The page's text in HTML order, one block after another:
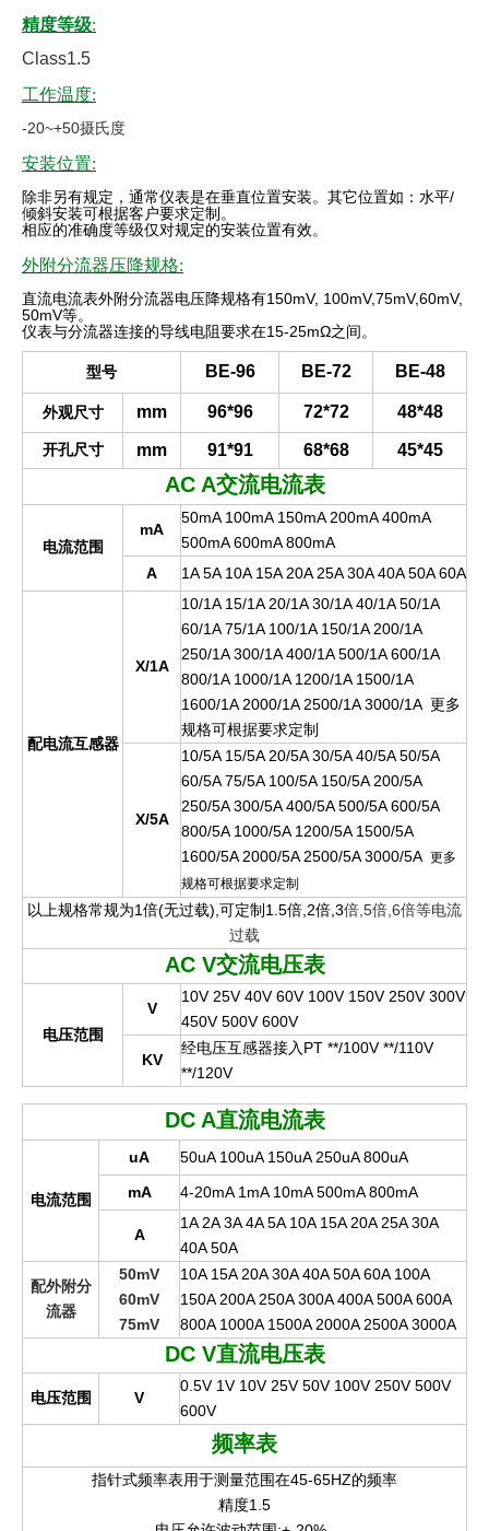
精度等级:
Class1.5
工作温度:
-20~+50摄氏度
安装位置:
除非另有规定，通常仪表是在垂直位置安装。其它位置如：水平/
倾斜安装可根据客户要求定制。
相应的准确度等级仅对规定的安装位置有效。
外附分流器压降规格:
直流电流表外附分流器电压降规格有150mV, 100mV,75mV,60mV,
50mV等。
仪表与分流器连接的导线电阻要求在15-25mΩ之间。
型号 BE-96 BE-72 BE-48
外观尺寸 mm 96*96 72*72 48*48
开孔尺寸 mm 91*91 68*68 45*45
AC A交流电流表
电流范围
mA
50mA 100mA 150mA 200mA 400mA
500mA 600mA 800mA
A
1A 5A 10A 15A 20A 25A 30A 40A 50A 60A
配电流互感器
X/1A
10/1A 15/1A 20/1A 30/1A 40/1A 50/1A
60/1A 75/1A 100/1A 150/1A 200/1A
250/1A 300/1A 400/1A 500/1A 600/1A
800/1A 1000/1A 1200/1A 1500/1A
1600/1A 2000/1A 2500/1A 3000/1A 更多
规格可根据要求定制
X/5A
10/5A 15/5A 20/5A 30/5A 40/5A 50/5A
60/5A 75/5A 100/5A 150/5A 200/5A
250/5A 300/5A 400/5A 500/5A 600/5A
800/5A 1000/5A 1200/5A 1500/5A
1600/5A 2000/5A 2500/5A 3000/5A 更多
规格可根据要求定制
以上规格常规为1倍(无过载),可定制1.5倍,2倍,3倍,5倍,6倍等电流
过载
AC V交流电压表
电压范围
V
10V 25V 40V 60V 100V 150V 250V 300V
450V 500V 600V
KV
经电压互感器接入PT **/100V **/110V
**/120V
DC A直流电流表
电流范围
uA
50uA 100uA 150uA 250uA 800uA
mA
4-20mA 1mA 10mA 500mA 800mA
A
1A 2A 3A 4A 5A 10A 15A 20A 25A 30A
40A 50A
配外附分
流器
50mV
60mV
75mV
10A 15A 20A 30A 40A 50A 60A 100A
150A 200A 250A 300A 400A 500A 600A
800A 1000A 1500A 2000A 2500A 3000A
DC V直流电压表
电压范围 V
0.5V 1V 10V 25V 50V 100V 250V 500V
600V
频率表
指针式频率表用于测量范围在45-65HZ的频率
精度1.5